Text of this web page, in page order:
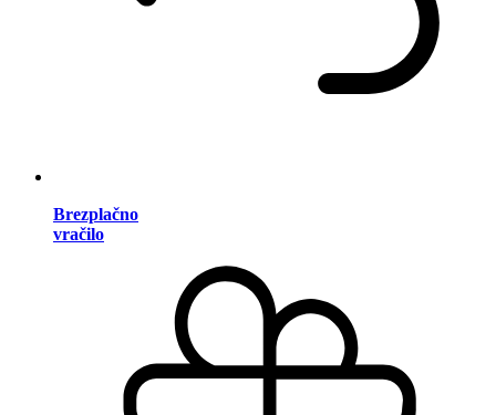
Brezplačno
vračilo